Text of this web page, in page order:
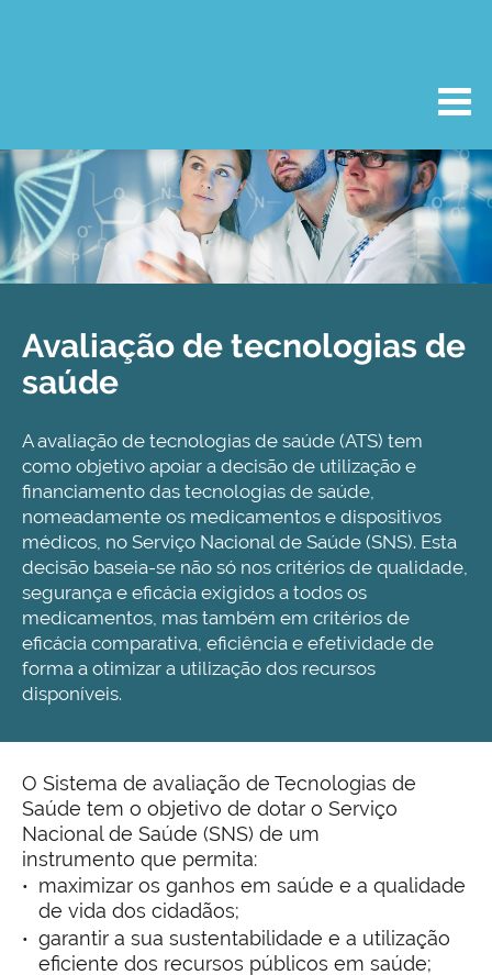
Avaliação de tecnologias de
saúde
A avaliação de tecnologias de saúde (ATS) tem
como objetivo apoiar a decisão de utilização e
financiamento das tecnologias de saúde,
nomeadamente os medicamentos e dispositivos
médicos, no Serviço Nacional de Saúde (SNS). Esta
decisão baseia-se não só nos critérios de qualidade,
segurança e eficácia exigidos a todos os
medicamentos, mas também em critérios de
eficácia comparativa, eficiência e efetividade de
forma a otimizar a utilização dos recursos
disponíveis.
O Sistema de avaliação de Tecnologias de
Saúde tem o objetivo de dotar o Serviço
Nacional de Saúde (SNS) de um
instrumento que permita:
maximizar os ganhos em saúde e a qualidade
de vida dos cidadãos;
garantir a sua sustentabilidade e a utilização
eficiente dos recursos públicos em saúde;